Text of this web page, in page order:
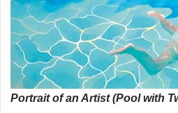
Portrait of an Artist (Pool with